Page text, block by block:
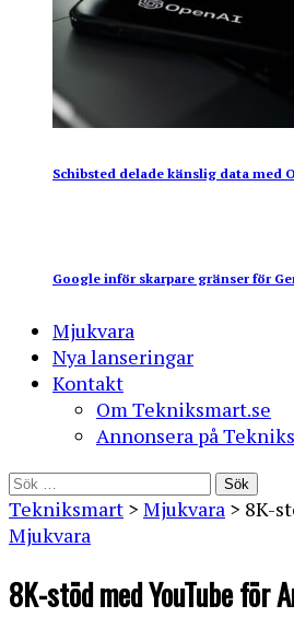
Schibsted delade känslig data med
Google inför skarpare gränser för
Mjukvara
Nya lanseringar
Kontakt
Om Tekniksmart.se
Annonsera på
Sök
efter:
Tekniksmart > Mjukvara > 8K-
Mjukvara
8K-stöd med YouTube för